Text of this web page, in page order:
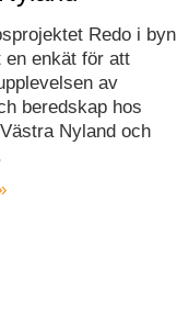
Redo i byn
en enkät för att
av
beredskap hos
Nyland och